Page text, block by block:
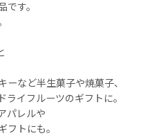
です。
ーなど半生菓子や焼菓子、
ライフルーツのギフトに。
パレルや
フトにも。